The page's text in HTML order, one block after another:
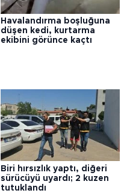
Havalandırma boşluğuna
düşen kedi, kurtarma
ekibini görünce kaçtı
Biri hırsızlık yaptı, diğeri
sürücüyü uyardı; 2 kuzen
tutuklandı